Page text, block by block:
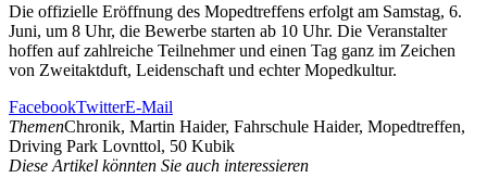
Die offizielle Eröffnung des Mopedtreffens erfolgt am Samstag, 6.
Juni, um 8 Uhr, die Bewerbe starten ab 10 Uhr. Die Veranstalter
hoffen auf zahlreiche Teilnehmer und einen Tag ganz im Zeichen
von Zweitaktduft, Leidenschaft und echter Mopedkultur.
FacebookTwitterE-Mail
ThemenChronik, Martin Haider, Fahrschule Haider, Mopedtreffen,
Driving Park Lovnttol, 50 Kubik
Diese Artikel könnten Sie auch interessieren